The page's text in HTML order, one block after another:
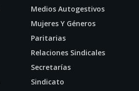
Medios Autogestivos
Mujeres Y Géneros
Paritarias
Relaciones Sindicales
Secretarías
Sindicato